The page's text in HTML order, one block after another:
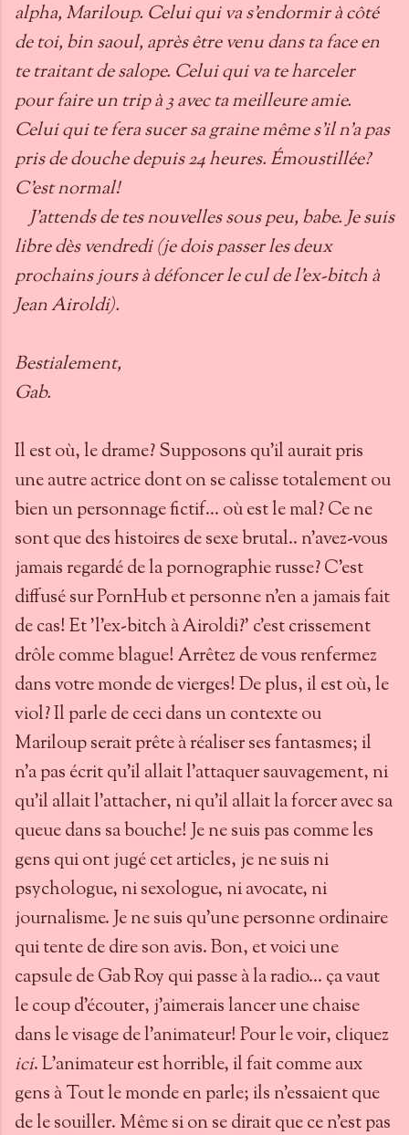
alpha, Mariloup. Celui qui va s’endormir à côté
de toi, bin saoul, après être venu dans ta face en
te traitant de salope. Celui qui va te harceler
pour faire un trip à 3 avec ta meilleure amie.
Celui qui te fera sucer sa graine même s’il n’a pas
pris de douche depuis 24 heures. Émoustillée?
C’est normal!
J’attends de tes nouvelles sous peu, babe. Je suis
libre dès vendredi (je dois passer les deux
prochains jours à défoncer le cul de l’ex-bitch à
Jean Airoldi).
Bestialement,
Gab.
Il est où, le drame? Supposons qu'il aurait pris
une autre actrice dont on se calisse totalement ou
bien un personnage fictif... où est le mal? Ce ne
sont que des histoires de sexe brutal.. n'avez-vous
jamais regardé de la pornographie russe? C'est
diffusé sur PornHub et personne n'en a jamais fait
de cas! Et 'l'ex-bitch à Airoldi?' c'est crissement
drôle comme blague! Arrêtez de vous renfermez
dans votre monde de vierges! De plus, il est où, le
viol? Il parle de ceci dans un contexte ou
Mariloup serait prête à réaliser ses fantasmes; il
n'a pas écrit qu'il allait l'attaquer sauvagement, ni
qu'il allait l'attacher, ni qu'il allait la forcer avec sa
queue dans sa bouche! Je ne suis pas comme les
gens qui ont jugé cet articles, je ne suis ni
psychologue, ni sexologue, ni avocate, ni
journalisme. Je ne suis qu'une personne ordinaire
qui tente de dire son avis. Bon, et voici une
capsule de Gab Roy qui passe à la radio... ça vaut
le coup d'écouter, j'aimerais lancer une chaise
dans le visage de l'animateur! Pour le voir, cliquez
ici. L'animateur est horrible, il fait comme aux
gens à Tout le monde en parle; ils n'essaient que
de le souiller. Même si on se dirait que ce n'est pas